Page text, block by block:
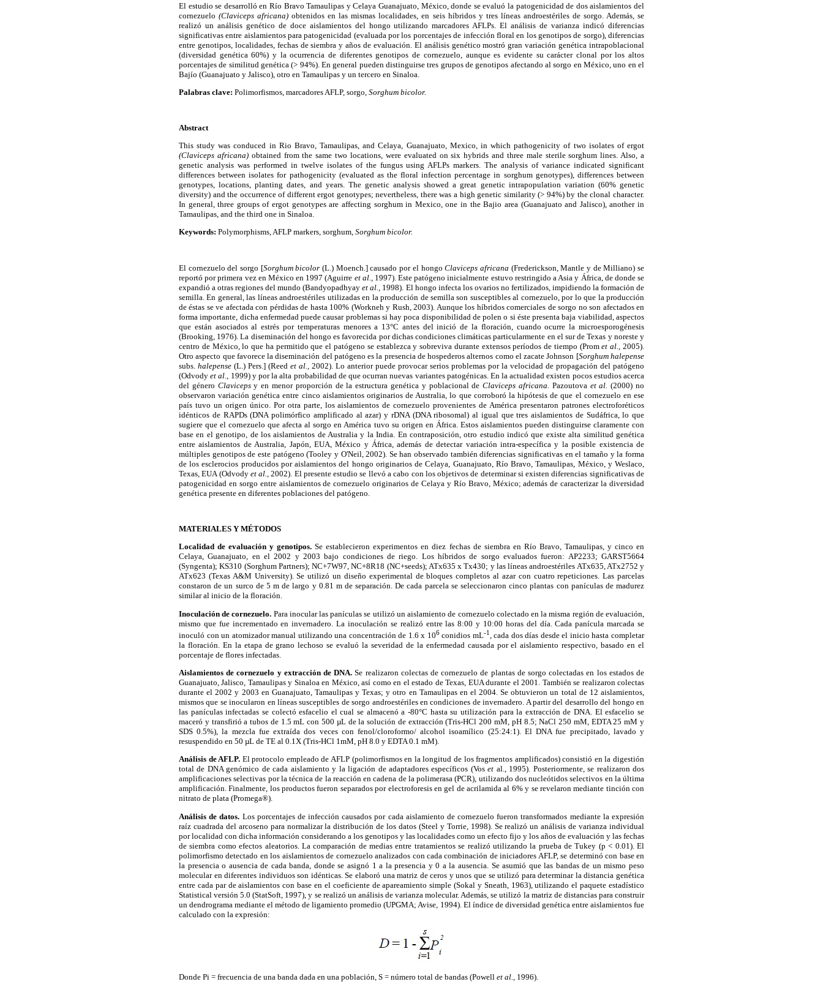
El estudio se desarrolló en Río Bravo Tamaulipas y Celaya Guanajuato, México, donde se evaluó la patogenicidad de dos aislamientos del
cornezuelo(Claviceps africana) obtenidos en las mismas localidades, en seis híbridos y tres líneas androestériles de sorgo. Además, se
realizó un análisis genético de doce aislamientos del hongo utilizando marcadores AFLPs. El análisis de varianza indicó diferencias
significativas entre aislamientos para patogenicidad (evaluada por los porcentajes de infección floral en los genotipos de sorgo), diferencias
entre genotipos, localidades, fechas de siembra y años de evaluación. El análisis genético mostró gran variación genética intrapoblacional
(diversidad genética 60%) y la ocurrencia de diferentes genotipos de cornezuelo, aunque es evidente su carácter clonal por los altos
porcentajes de similitud genética (> 94%). En general pueden distinguirse tres grupos de genotipos afectando al sorgo en México, uno en el
Bajío (Guanajuato y Jalisco), otro en Tamaulipas y un tercero en Sinaloa.
Palabras clave: Polimorfismos, marcadores AFLP, sorgo, Sorghum bicolor.
Abstract
This study was conduced in Rio Bravo, Tamaulipas, and Celaya, Guanajuato, Mexico, in which pathogenicity of two isolates of ergot
(Claviceps africana)obtained from the same two locations, were evaluated on six hybrids and three male sterile sorghum lines. Also, a
genetic analysis was performed in twelve isolates of the fungus using AFLPs markers. The analysis of variance indicated significant
differences between isolates for pathogenicity (evaluated as the floral infection percentage in sorghum genotypes), differences between
genotypes, locations, planting dates, and years. The genetic analysis showed a great genetic intrapopulation variation (60% genetic
diversity) and the occurrence of different ergot genotypes; nevertheless, there was a high genetic similarity (> 94%) by the clonal character.
In general, three groups of ergot genotypes are affecting sorghum in Mexico, one in the Bajio area (Guanajuato and Jalisco), another in
Tamaulipas, and the third one in Sinaloa.
Keywords: Polymorphisms, AFLP markers, sorghum, Sorghum bicolor.
El cornezuelo del sorgo [Sorghum bicolor (L.) Moench.] causado por el hongoClaviceps africana (Frederickson, Mantle y de Milliano) se
reportó por primera vez en México en 1997 (Aguirre et al.,
1997). Este patógeno inicialmente estuvo restringido a Asia y África, de donde se
expandió a otras regiones del mundo (Bandyopadhyayet al.,
1998). El hongo infecta los ovarios no fertilizados, impidiendo la formación de
semilla. En general, las líneas androestériles utilizadas en la producción de semilla son susceptibles al cornezuelo, por lo que la producción
de éstas se ve afectada con pérdidas de hasta 100% (Workneh y Rush, 2003). Aunque los híbridos comerciales de sorgo no son afectados en
forma importante, dicha enfermedad puede causar problemas si hay poca disponibilidad de polen o si éste presenta baja viabilidad, aspectos
que están asociados al estrés por temperaturas menores a 13°C antes del inició de la floración, cuando ocurre la microesporogénesis
(Brooking, 1976). La diseminación del hongo es favorecida por dichas condiciones climáticas particularmente en el sur de Texas y noreste y
centro de México, lo que ha permitido que el patógeno se establezca y sobreviva durante extensos períodos de tiempo (Promet al.,
2005).
Otro aspecto que favorece la diseminación del patógeno es la presencia de hospederos alternos como el zacate Johnson [Sorghum halepense
subs. halepense (L.) Pers.] (Reed et al.,
2002). Lo anterior puede provocar serios problemas por la velocidad de propagación del patógeno
(Odvodyet al.
, 1999) y por la alta probabilidad de que ocurran nuevas variantes patogénicas. En la actualidad existen pocos estudios acerca
del género Clavicepsy en menor proporción de la estructura genética y poblacional deClaviceps africana. Pazoutova et al. (2000) no
observaron variación genética entre cinco aislamientos originarios de Australia, lo que corroboró la hipótesis de que el cornezuelo en ese
país tuvo un origen único. Por otra parte, los aislamientos de cornezuelo provenientes de América presentaron patrones electroforéticos
idénticos de RAPDs (DNA polimórfico amplificado al azar) y rDNA (DNA ribosomal) al igual que tres aislamientos de Sudáfrica, lo que
sugiere que el cornezuelo que afecta al sorgo en América tuvo su origen en África. Estos aislamientos pueden distinguirse claramente con
base en el genotipo, de los aislamientos de Australia y la India. En contraposición, otro estudio indicó que existe alta similitud genética
entre aislamientos de Australia, Japón, EUA, México y África, además de detectar variación intra-específica y la posible existencia de
múltiples genotipos de este patógeno (Tooley y O'Neil, 2002). Se han observado también diferencias significativas en el tamaño y la forma
de los esclerocios producidos por aislamientos del hongo originarios de Celaya, Guanajuato, Río Bravo, Tamaulipas, México, y Weslaco,
Texas, EUA (Odvody et al., 2002). El presente estudio se llevó a cabo con los objetivos de determinar si existen diferencias significativas de
patogenicidad en sorgo entre aislamientos de cornezuelo originarios de Celaya y Río Bravo, México; además de caracterizar la diversidad
genética presente en diferentes poblaciones del patógeno.
MATERIALES Y MÉTODOS
Localidad de evaluación y genotipos. Se establecieron experimentos en diez fechas de siembra en Río Bravo, Tamaulipas, y cinco en
Celaya, Guanajuato, en el 2002 y 2003 bajo condiciones de riego. Los híbridos de sorgo evaluados fueron: AP2233; GARST5664
(Syngenta); KS310 (Sorghum Partners); NC+7W97, NC+8R18 (NC+seeds); ATx635 x Tx430; y las líneas androestériles ATx635, ATx2752 y
ATx623 (Texas A&M University). Se utilizó un diseño experimental de bloques completos al azar con cuatro repeticiones. Las parcelas
constaron de un surco de 5 m de largo y 0.81 m de separación. De cada parcela se seleccionaron cinco plantas con panículas de madurez
similar al inicio de la floración.
Inoculación de cornezuelo. Para inocular las panículas se utilizó un aislamiento de cornezuelo colectado en la misma región de evaluación,
mismo que fue incrementado en invernadero. La inoculación se realizó entre las 8:00 y 10:00 horas del día. Cada panícula marcada se
inoculó con un atomizador manual utilizando una concentración de 1.6 x 106conidios mL-1
, cada dos días desde el inicio hasta completar
la floración. En la etapa de grano lechoso se evaluó la severidad de la enfermedad causada por el aislamiento respectivo, basado en el
porcentaje de flores infectadas.
Aislamientos de cornezuelo y extracción de DNA. Se realizaron colectas de cornezuelo de plantas de sorgo colectadas en los estados de
Guanajuato, Jalisco, Tamaulipas y Sinaloa en México, así como en el estado de Texas, EUA durante el 2001. También se realizaron colectas
durante el 2002 y 2003 en Guanajuato, Tamaulipas y Texas; y otro en Tamaulipas en el 2004. Se obtuvieron un total de 12 aislamientos,
mismos que se inocularon en líneas susceptibles de sorgo androestériles en condiciones de invernadero. A partir del desarrollo del hongo en
las panículas infectadas se colectó esfacelio el cual se almacenó a -80°C hasta su utilización para la extracción de DNA. El esfacelio se
maceró y transfirió a tubos de 1.5 mL con 500 µL de la solución de extracción (Tris-HCl 200 mM, pH 8.5; NaCl 250 mM, EDTA 25 mM y
SDS 0.5%), la mezcla fue extraída dos veces con fenol/cloroformo/ alcohol isoamílico (25:24:1). El DNA fue precipitado, lavado y
resuspendido en 50 µL de TE al 0.1X (Tris-HCl 1mM, pH 8.0 y EDTA 0.1 mM).
Análisis de AFLP. El protocolo empleado de AFLP (polimorfismos en la longitud de los fragmentos amplificados) consistió en la digestión
total de DNA genómico de cada aislamiento y la ligación de adaptadores específicos (Voset al., 1995). Posteriormente, se realizaron dos
amplificaciones selectivas por la técnica de la reacción en cadena de la polimerasa (PCR), utilizando dos nucleótidos selectivos en la última
amplificación. Finalmente, los productos fueron separados por electroforesis en gel de acrilamida al 6% y se revelaron mediante tinción con
nitrato de plata (Promega®).
Análisis de datos. Los porcentajes de infección causados por cada aislamiento de cornezuelo fueron transformados mediante la expresión
raíz cuadrada del arcoseno para normalizar la distribución de los datos (Steel y Torrie, 1998). Se realizó un análisis de varianza individual
por localidad con dicha información considerando a los genotipos y las localidades como un efecto fijo y los años de evaluación y las fechas
de siembra como efectos aleatorios. La comparación de medias entre tratamientos se realizó utilizando la prueba de Tukey (p < 0.01). El
polimorfismo detectado en los aislamientos de cornezuelo analizados con cada combinación de iniciadores AFLP, se determinó con base en
la presencia o ausencia de cada banda, donde se asignó 1 a la presencia y 0 a la ausencia. Se asumió que las bandas de un mismo peso
molecular en diferentes individuos son idénticas. Se elaboró una matriz de ceros y unos que se utilizó para determinar la distancia genética
entre cada par de aislamientos con base en el coeficiente de apareamiento simple (Sokal y Sneath, 1963), utilizando el paquete estadístico
Statistical versión 5.0 (StatSoft, 1997), y se realizó un análisis de varianza molecular. Además, se utilizó la matriz de distancias para construir
un dendrograma mediante el método de ligamiento promedio (UPGMA; Avise, 1994). El índice de diversidad genética entre aislamientos fue
calculado con la expresión:
Donde Pi = frecuencia de una banda dada en una población, S = número total de bandas (Powell et al., 1996).